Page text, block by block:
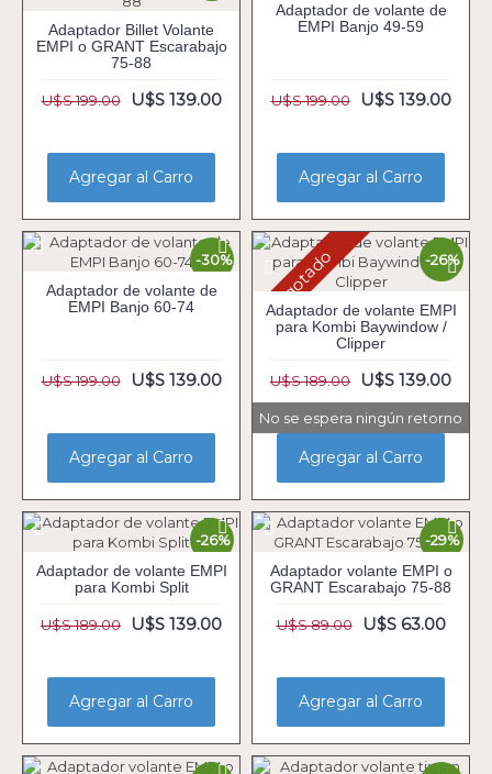
Adaptador Billet Volante
EMPI o GRANT Escarabajo
75-88
U$S 199.00 U$S 139.00
Agregar al Carro
Adaptador de volante de
EMPI Banjo 49-59
U$S 199.00 U$S 139.00
Agregar al Carro
-30%
Adaptador de volante de
EMPI Banjo 60-74
U$S 199.00 U$S 139.00
Agregar al Carro
-26%
Agotado
Adaptador de volante EMPI
para Kombi Baywindow /
Clipper
U$S 189.00 U$S 139.00
No se espera ningún retorno
Agregar al Carro
-26%
Adaptador de volante EMPI
para Kombi Split
U$S 189.00 U$S 139.00
Agregar al Carro
-29%
Adaptador volante EMPI o
GRANT Escarabajo 75-88
U$S 89.00 U$S 63.00
Agregar al Carro